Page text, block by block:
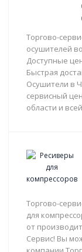
Торгово-
осушителей
Доступные
Быстрая
Осушители в
сервисный
области и
Торгово-
для
от
Сервис! Вы